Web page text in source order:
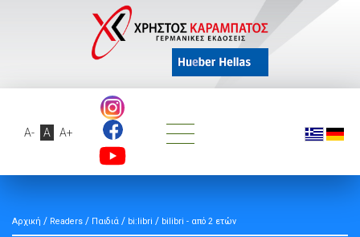
A- A A+
Αρχική / Readers / Παιδιά / bi:libri / bilibri - από 2 ετών